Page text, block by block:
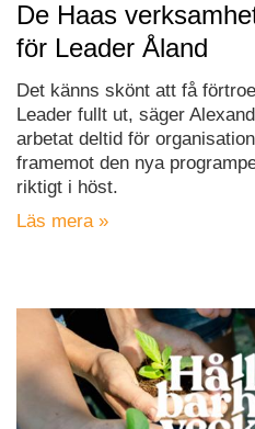
De Haas
för Leader Åland
Det känns skönt att få
Leader fullt ut, säger
arbetat deltid för
framemot den nya
riktigt i höst.
Läs mera »